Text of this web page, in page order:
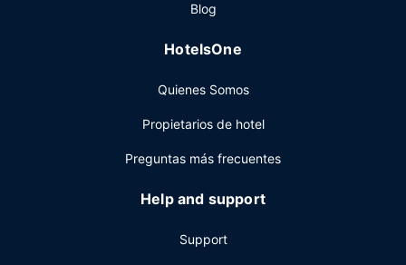
Blog
HotelsOne
Quienes Somos
Propietarios de hotel
Preguntas más frecuentes
Help and support
Support